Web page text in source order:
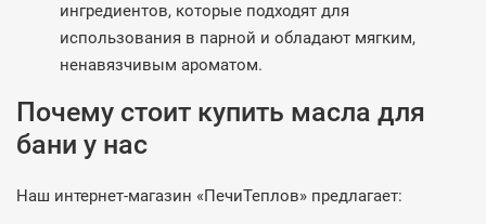
ингредиентов, которые подходят для
использования в парной и обладают мягким,
ненавязчивым ароматом.
Почему стоит купить масла для
бани у нас
Наш интернет-магазин «ПечиТеплов» предлагает: